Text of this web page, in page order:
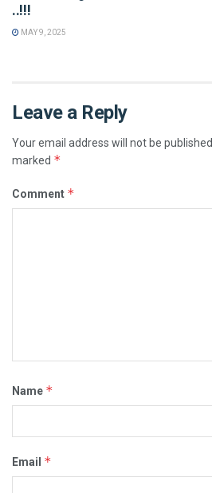
..!!!
MAY 9, 2025
Leave a Reply
Your email address will not be
marked *
Comment *
Name *
Email *